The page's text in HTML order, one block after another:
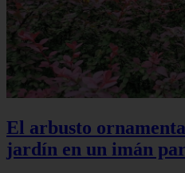
El arbusto
jardín en un imán